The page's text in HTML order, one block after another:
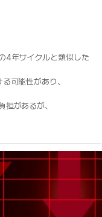
4年サイクルと類似した
可能性があり、
担があるが、